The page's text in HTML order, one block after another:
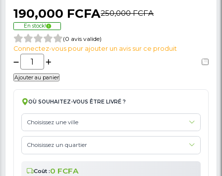
🚩 Signaler Des Informations Incorrectes Liées Au Produit
Climatiseur-Slipt SIGNATURE - 1.5 CV - SJ-
AC - 12000 BTU - R410 -Avec Option WIFI
190,000 FCFA 250,000 FCFA
En stock!
Connectez-vous pour ajouter un avis sur ce produit